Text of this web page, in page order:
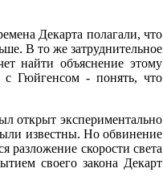
Декарта полагали, что
В то же затруднительное
найти объяснение этому
с Гюйгенсом - понять, что
открыт экспериментально
известны. Но обвинение
скорости света
своего закона Декарт